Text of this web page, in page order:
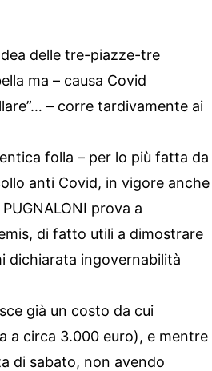
delle tre-piazze-tre
ma – causa Covid
– corre tardivamente ai
folla – per lo più fatta da
anti Covid, in vigore anche
prova a
di fatto utili a dimostrare
dichiarata ingovernabilità
già un costo da cui
a circa 3.000 euro), e mentre
di sabato, non avendo